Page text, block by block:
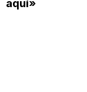
aquí»